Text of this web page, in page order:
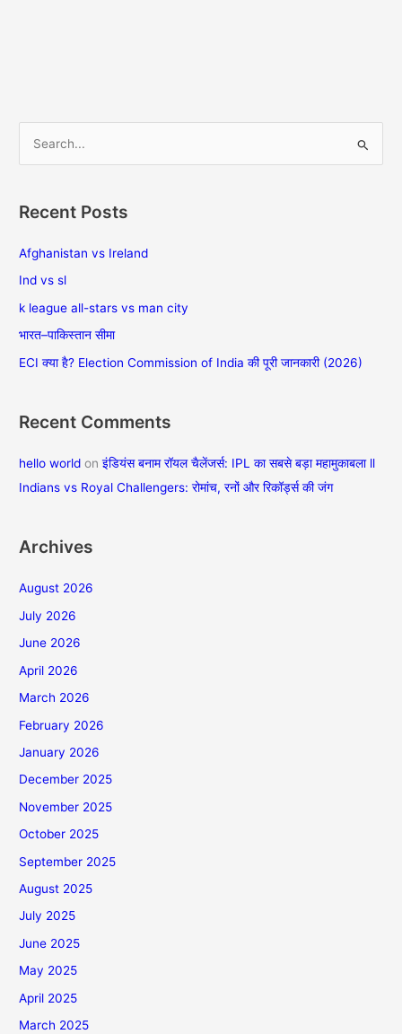
r
o
r
:
Recent Posts
Afghanistan vs Ireland
Ind vs sl
k league all-stars vs man city
भारत–पाकिस्तान सीमा
ECI क्या है? Election Commission of India की पूरी जानकारी (2026)
Recent Comments
hello world onइंडियंस बनाम रॉयल चैलेंजर्स: IPL का सबसे बड़ा महामुकाबला ll
Indians vs Royal Challengers: रोमांच, रनों और रिकॉर्ड्स की जंग
Archives
August 2026
July 2026
June 2026
April 2026
March 2026
February 2026
January 2026
December 2025
November 2025
October 2025
September 2025
August 2025
July 2025
June 2025
May 2025
April 2025
March 2025